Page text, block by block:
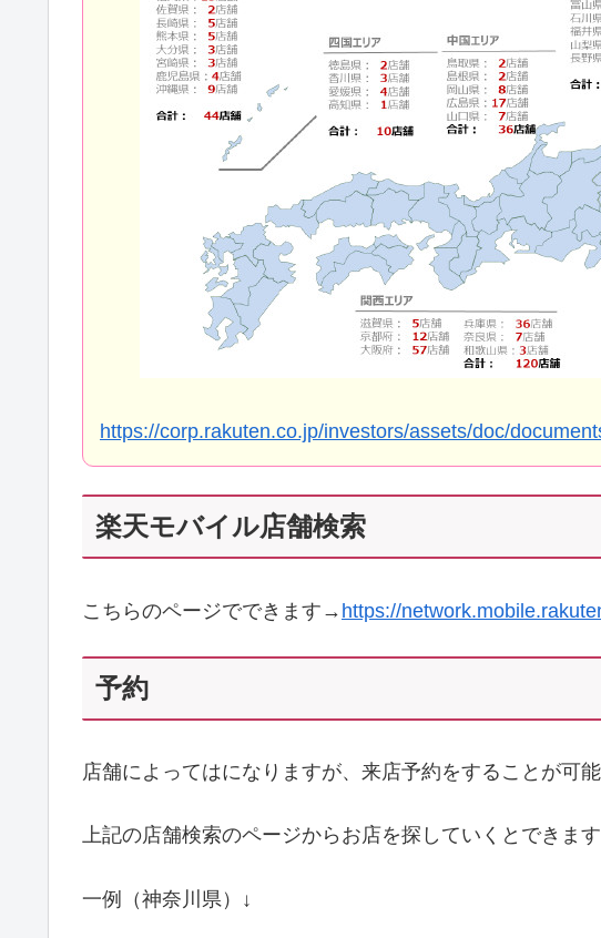
https://corp.rakuten.co.jp/investors/assets/doc/
楽天モバイル店舗検索
こちらのページでできます→ https://
予約
店舗によってはになりますが、来店予約をすることが可能
上記の店舗検索のページからお店を探していくとできます
一例（神奈川県）↓